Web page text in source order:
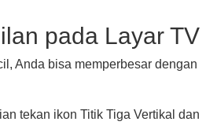
pada Layar TV
Anda bisa memperbesar dengan
tekan ikon Titik Tiga Vertikal dan